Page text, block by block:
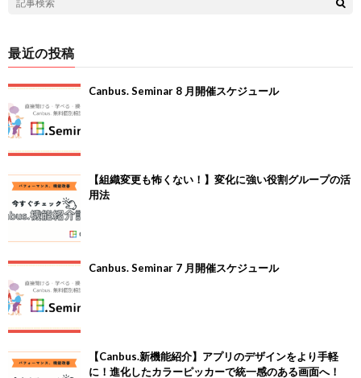
最近の投稿
Canbus. Seminar 8 月開催スケジュール
【組織変更も怖くない！】変化に強い役割グループの活
用法
Canbus. Seminar 7 月開催スケジュール
【Canbus.新機能紹介】アプリのデザインをより手軽
に！進化したカラーピッカーで統一感のある画面へ！